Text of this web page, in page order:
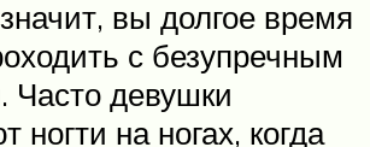
вы долгое время
с безупречным
Часто девушки
ногти на ногах, когда